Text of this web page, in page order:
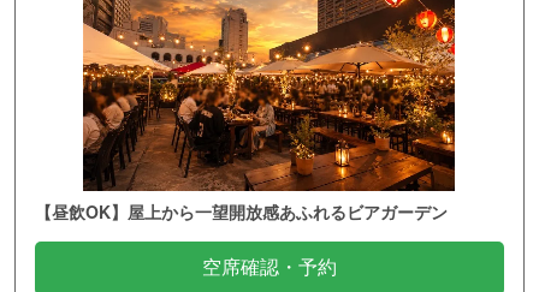
【昼飲OK】屋上から一望開放感あふれるビアガーデン
空席確認・予約